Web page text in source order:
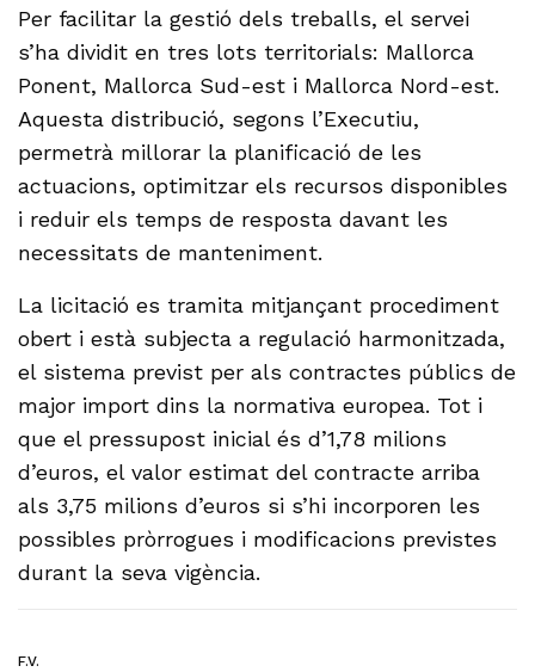
Per facilitar la gestió dels treballs, el servei
s’ha dividit en tres lots territorials: Mallorca
Ponent, Mallorca Sud-est i Mallorca Nord-est.
Aquesta distribució, segons l’Executiu,
permetrà millorar la planificació de les
actuacions, optimitzar els recursos disponibles
i reduir els temps de resposta davant les
necessitats de manteniment.
La licitació es tramita mitjançant procediment
obert i està subjecta a regulació harmonitzada,
el sistema previst per als contractes públics de
major import dins la normativa europea. Tot i
que el pressupost inicial és d’1,78 milions
d’euros, el valor estimat del contracte arriba
als 3,75 milions d’euros si s’hi incorporen les
possibles pròrrogues i modificacions previstes
durant la seva vigència.
F.V.